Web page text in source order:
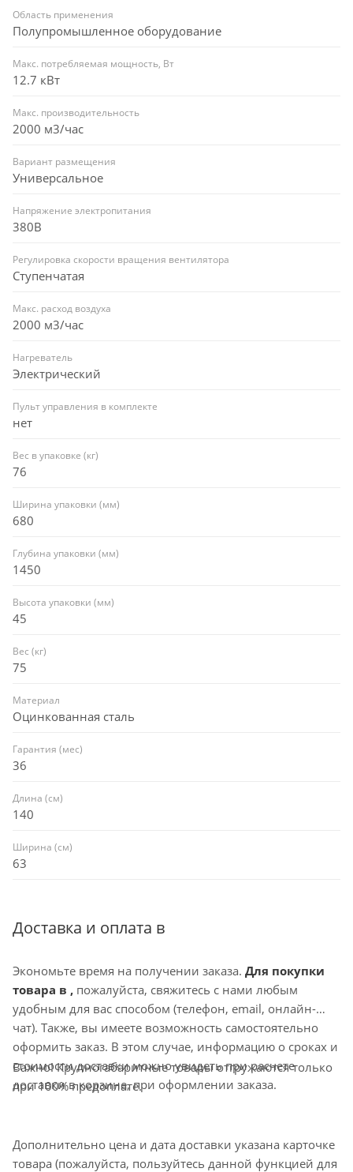
Область применения
Полупромышленное оборудование
Макс. потребляемая мощность, Вт
12.7 кВт
Макс. производительность
2000 м3/час
Вариант размещения
Универсальное
Напряжение электропитания
380В
Регулировка скорости вращения вентилятора
Ступенчатая
Макс. расход воздуха
2000 м3/час
Нагреватель
Электрический
Пульт управления в комплекте
нет
Вес в упаковке (кг)
76
Ширина упаковки (мм)
680
Глубина упаковки (мм)
1450
Высота упаковки (мм)
45
Вес (кг)
75
Материал
Оцинкованная сталь
Гарантия (мес)
36
Длина (см)
140
Ширина (см)
63
Доставка и оплата в
Экономьте время на получении заказа. Для покупки
товара в , пожалуйста, свяжитесь с нами любым
удобным для вас способом (телефон, email, онлайн-
чат). Также, вы имеете возможность самостоятельно
оформить заказ. В этом случае, информацию о сроках и
стоимости доставки можно увидеть при расчете
доставки в корзине, при оформлении заказа.
Важно! Крупногабаритные товары отгружаются только
при 100% предоплате.
Дополнительно цена и дата доставки указана карточке
товара (пожалуйста, пользуйтесь данной функцией для